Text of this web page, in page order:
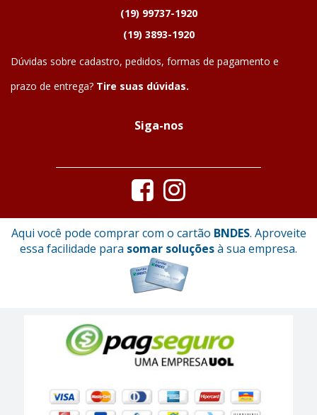
(19) 99737-1920
(19) 3893-1920
Dúvidas sobre cadastro, pedidos, formas de pagamento e
prazo de entrega? Tire suas dúvidas.
Siga-nos
Aqui você pode comprar com o cartão BNDES. Aproveite
essa facilidade para somar soluçõesà sua empresa.